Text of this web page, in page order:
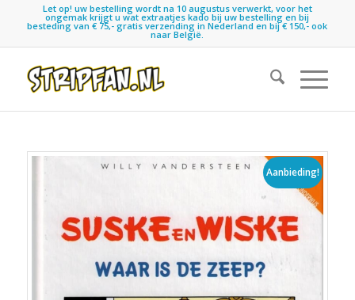
Let op! uw bestelling wordt na 10 augustus verwerkt, voor het
ongemak krijgt u wat extraatjes kado bij uw bestelling en bij
besteding van € 75,- gratis verzending in Nederland en bij € 150,- ook
naar België.
Aanbieding!